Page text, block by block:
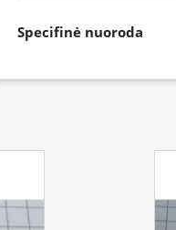
Specifinė nuoroda